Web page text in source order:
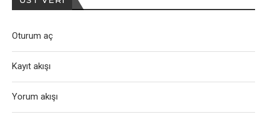
Oturum aç
Kayıt akışı
Yorum akışı